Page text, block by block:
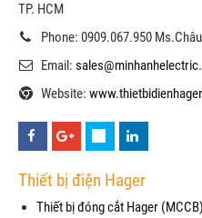
TP. HCM
Phone: 0909.067.950 Ms.Châu
Email:
Website:
Thiết bị điện Hager
Thiết bị đóng cắt Hager (MCCB)